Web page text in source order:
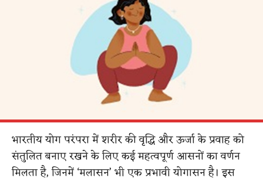
भारतीय योग परंपरा में शरीर की वृद्धि और ऊर्जा के प्रवाह को
संतुलित बनाए रखने के लिए कई महत्वपूर्ण आसनों का वर्णन
मिलता है, जिनमें ‘मलासन’ भी एक प्रभावी योगासन है। इस